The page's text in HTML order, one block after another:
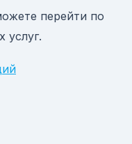
перейти по
услуг.